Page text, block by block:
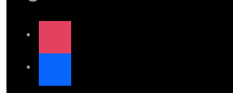
instagram
facebook
x